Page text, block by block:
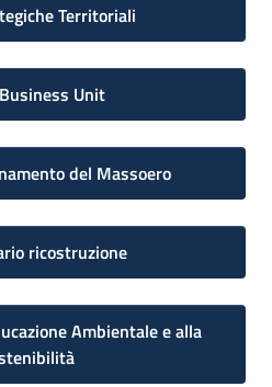
Territoriali
Unit
del Massoero
ricostruzione
Ambientale e alla